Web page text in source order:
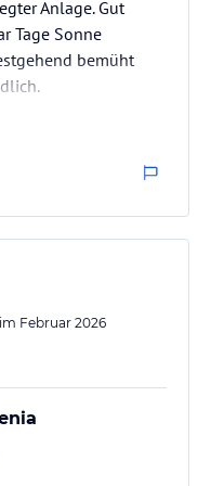
Bett oder zwei
und stellen einen 41-
Die Comfort
Ihnen Klimaanlage,
Bettwäsche, Telefon
Zimmersafe,
Die Zimmer
und stellen einen 41-
Anlage. Gut
Tage Sonne
bemüht
Februar 2026